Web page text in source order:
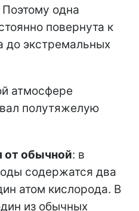
одна
повернута к
до экстремальных
атмосфере
полутяжелую
от обычной: в
содержатся два
атом кислорода. В
из обычных